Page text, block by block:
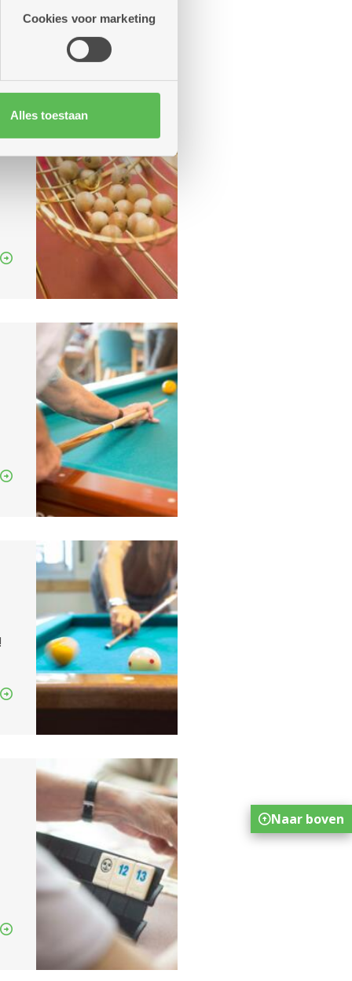
Cookies voor marketing
Alles toestaan
Naar boven